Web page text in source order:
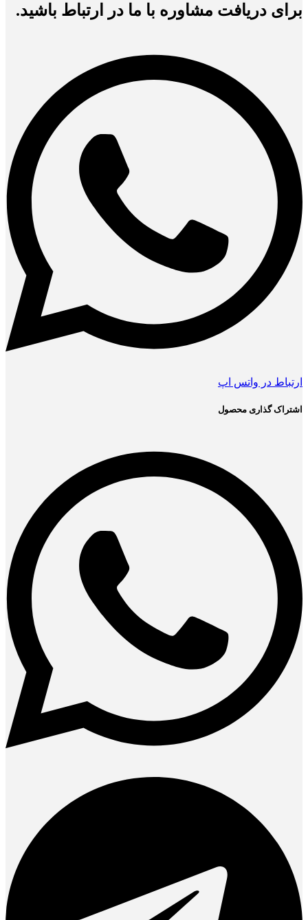
برای دریافت مشاوره با ما در ارتباط باشید.
ارتباط در واتس اپ
اشتراک گذاری محصول